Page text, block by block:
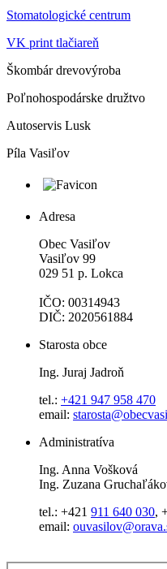
Stomatologické centrum
VK print tlačiareň
Škombár drevovýroba
Poľnohospodárske družtvo
Autoservis Lusk
Píla Vasiľov
Adresa
Obec Vasiľov
Vasiľov 99
029 51 p. Lokca
IČO: 00314943
DIČ: 2020561884
Starosta obce
Ing. Juraj Jadroň
tel.: +421 947 958 470
email:
Administratíva
Ing. Anna Vošková
Ing. Zuzana
tel.: +421 911 640 030,
email: